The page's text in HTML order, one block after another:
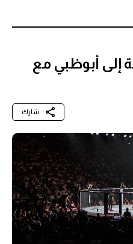
إلى أبوظبي مع
شارك